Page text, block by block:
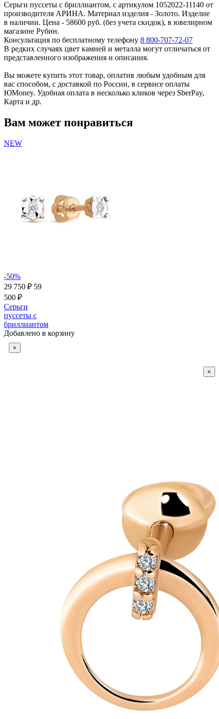
Серьги пуссеты с бриллиантом, с артикулом 1052022-11140 от
производителя АРИНА. Материал изделия - Золото. Изделие
в наличии. Цена - 58600 руб. (без учета скидок), в ювелирном
магазине Рубин.
Консультация по бесплатному телефону 8 800-707-72-07
В редких случаях цвет камней и металла могут отличаться от
представленного изображения и описания.
Вы можете купить этот товар, оплатив любым удобным для
вас способом, с доставкой по России, в сервисе оплаты
ЮMoney. Удобная оплата в несколько кликов через SberPay,
Карта и др.
Вам может понравиться
NEW
-50%
29 750 ₽ 59
500 ₽
Серьги
пуссеты с
бриллиантом
Добавлено в корзину
×
×